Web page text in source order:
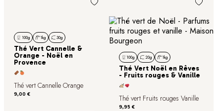
100g 1kg 30g
Thé Vert Cannelle &
Orange - Noël en
Provence
Thé vert Cannelle Orange
Prix
9,00 €
100g 20g 1kg
Thé Vert Noël en Rêves
- Fruits rouges & Vanille
Thé vert Fruits rouges Vanille
Prix
9,95 €